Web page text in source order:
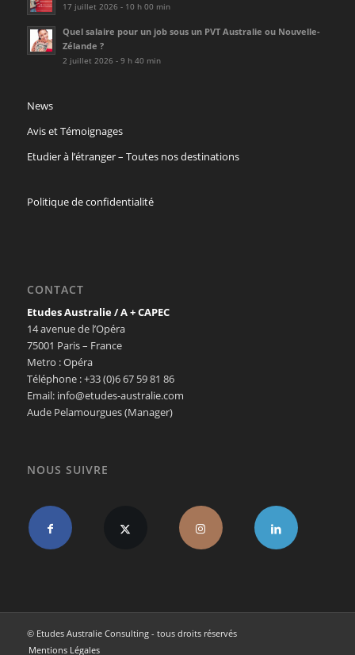
17 juillet 2026 - 10 h 00 min
Quel salaire pour un job sous un PVT Australie ou Nouvelle-
Zélande ?
2 juillet 2026 - 9 h 40 min
News
Avis et Témoignages
Etudier à l’étranger – Toutes nos destinations
Politique de confidentialité
CONTACT
Etudes Australie / A + CAPEC
14 avenue de l’Opéra
75001 Paris – France
Metro : Opéra
Téléphone : +33 (0)6 67 59 81 86
Email: info@etudes-australie.com
Aude Pelamourgues (Manager)
NOUS SUIVRE
© Etudes Australie Consulting - tous droits réservés
Mentions Légales